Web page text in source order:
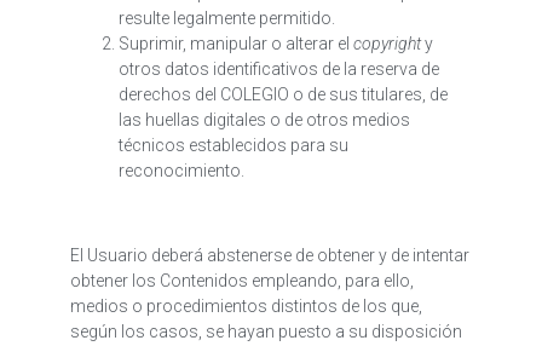
resulte legalmente permitido.
Suprimir, manipular o alterar el copyrighty
otros datos identificativos de la reserva de
derechos del COLEGIO o de sus titulares, de
las huellas digitales o de otros medios
técnicos establecidos para su
reconocimiento.
El Usuario deberá abstenerse de obtener y de intentar
obtener los Contenidos empleando, para ello,
medios o procedimientos distintos de los que,
según los casos, se hayan puesto a su disposición